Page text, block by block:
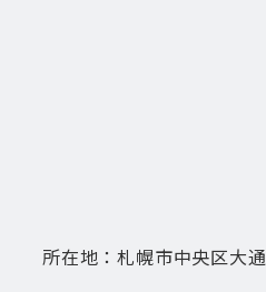
所在地：札幌市中央区大